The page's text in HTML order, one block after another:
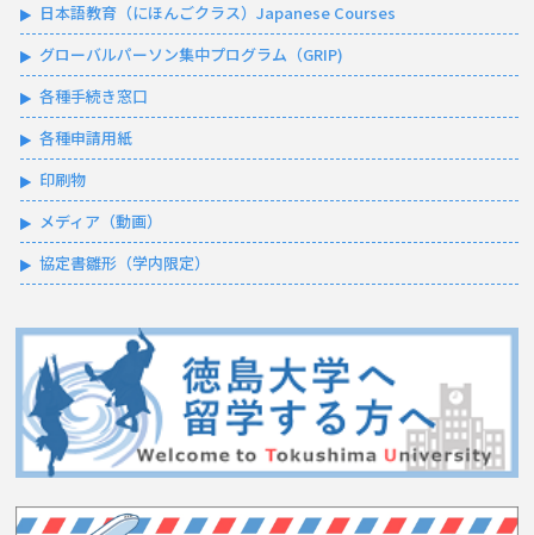
日本語教育（にほんごクラス）Japanese Courses
グローバルパーソン集中プログラム（GRIP)
各種手続き窓口
各種申請用紙
印刷物
メディア（動画）
協定書雛形（学内限定）